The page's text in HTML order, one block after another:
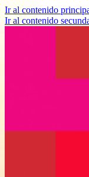
Ir al contenido
Ir al contenido
How I
Proyecto de